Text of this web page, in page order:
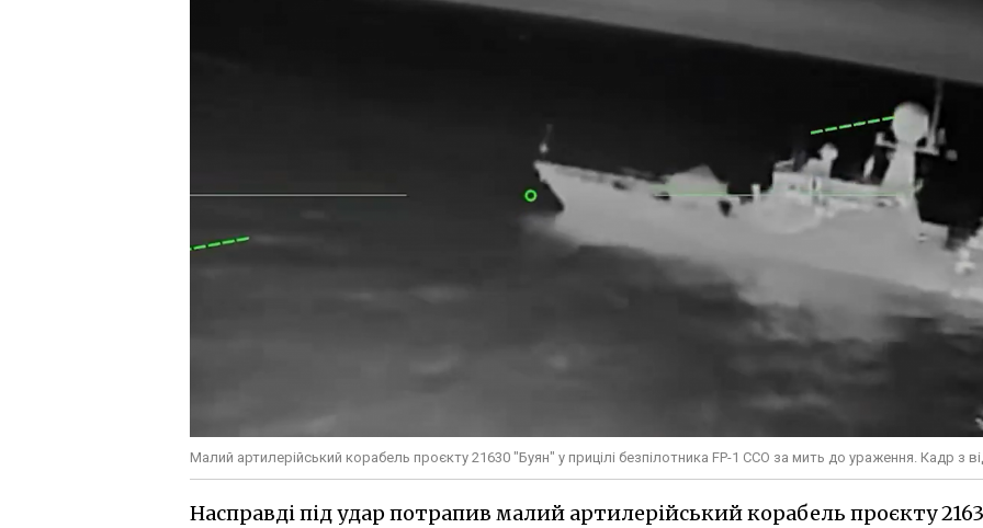
Малий артилерійський корабель проєкту 21630 "Буян" у прицілі безпілотника FP-1 ССО за мить до ураження. Кадр з
Насправді під удар потрапив малий артилерійський корабель проєкту